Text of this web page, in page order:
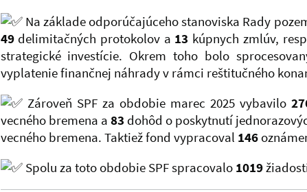
Na základe odporúčajúceho stanoviska Rady
49delimitačných protokolov a 13 kúpnych zmlúv,
strategické investície. Okrem toho bolo
vyplatenie finančnej náhrady v rámci reštitučného
Zároveň SPF za obdobie marec 2025 vybavilo
vecného bremena a 83 dohôd o poskytnutí
vecného bremena. Taktiež fond vypracoval 146
Spolu za toto obdobie SPF spracovalo 1019